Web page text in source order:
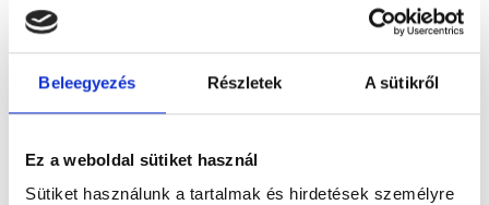
Beleegyezés Részletek A sütikről
Ez a weboldal sütiket használ
Sütiket használunk a tartalmak és hirdetések személyre
felelősségét kizárja esetleges névazonosságért bármely szakorvos
és szakorvosjelölt esetén.
Főoldal Dietetikus
Dietetikai konzultáció (1. vagy 2. alkalom)